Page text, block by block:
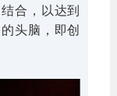
合，以达到
头脑，即创